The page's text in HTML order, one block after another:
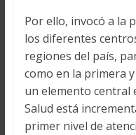
Por ello, invocó a la
los diferentes
regiones del país,
como en la primera
un elemento central
Salud está
primer nivel de